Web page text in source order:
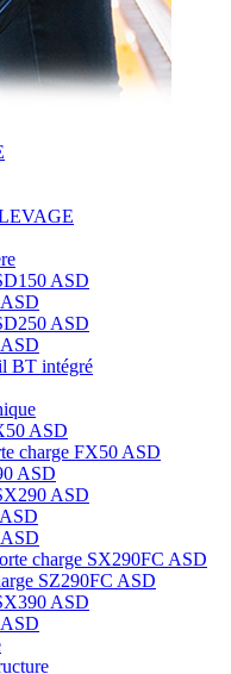
ASD
ASD
BT intégré
ASD
charge FX50 ASD
ASD
ASD
charge SX290FC ASD
SZ290FC ASD
ASD